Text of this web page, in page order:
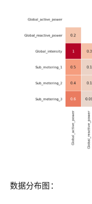
数据分布图：